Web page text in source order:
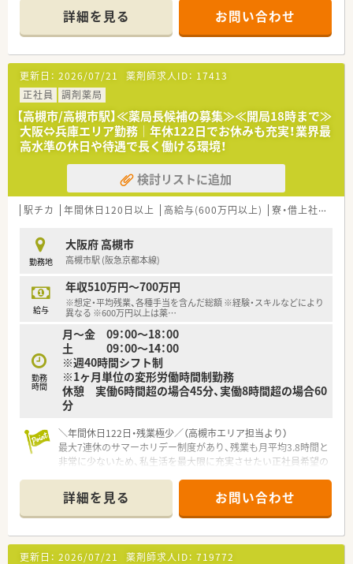
＊------------------------------------------＊
【店舗情報と応需状況について】
■阪急京都本線の高槻市駅から徒歩2分という、非常にアクセス
が良く日々の通勤が快適な好立地にある調剤薬局です。
■大阪医科大病院の門前に位置しているため、総合科目の多種多
様な処方箋を応需しており確実にスキルアップが図れます。
■1日あたりの処方箋応需枚数は約120枚となっており、常時5名
から6名の厚い薬剤師体制を配置して業務に取り組んでいます。
【想定される業務内容】
■大学病院からの多岐にわたる処方箋に基づく正確な調剤をは
じめ、二重監査システムを用いた厳格な監査業務を行います。
■患者様一人ひとりと丁寧に向き合い、お薬に対する不安や疑問
を解消するためのきめ細やかな服薬指導を担当していただきま
す。
食品などのアドバイスを通じて未病や予防医療に貢献します。
【職場環境と雰囲気】
■店舗は明るい雰囲気で居心地が良く、無理な遠方への異動もな
いため、大阪や兵庫のエリア内で腰を落ち着けて長く働けます。
■経営陣のほとんどが現場を知る薬剤師であるため風通しが良
く、エリアごとに上席薬剤師を配置しフォロー体制も万全です。
■男性の育児休業取得率が81％と非常に高く、エリア長などの
役職者も実際に取得しているため子育てへの深い理解がありま
す。
詳細を見る お問い合わせ
更新日： 2026/07/21 薬剤師求人ID： 17413
正社員
調剤薬局
【高槻市/高槻市駅】≪薬局長候補の募集≫≪開局18時まで≫
大阪⇔兵庫エリア勤務│年休122日でお休みも充実！業界最
高水準の休日や待遇で長く働ける環境！
検討リストに追加
駅チカ 年間休日120日以上 高給与(600万円以上) 寮・借上社宅あり
勤務地
大阪府 高槻市
高槻市駅 (阪急京都本線)
給与
年収510万円～700万円
※想定・平均残業、各種手当を含んだ総額 ※経験・スキルなどにより
異なる ※600万円以上は薬…
勤務
時間
月～金 09：00～18：00
土 09：00～14：00
※週40時間シフト制
※1ヶ月単位の変形労働時間制勤務
休憩 実働6時間超の場合45分、実働8時間超の場合60
分
＼年間休日122日・残業極少／（高槻市エリア担当より）
最大7連休のサマーホリデー制度があり、残業も月平均3.8時間と
非常に少ないため、私生活を最大限に充実させたい正社員希望の
＊------------------------------------------＊
【店舗情報と応需状況について】
■阪急京都本線の高槻市駅から徒歩で2分という好立地にあり、
悪天候の日でも毎日の通勤にかかる負担が非常に少ない便利な
薬局です。
■門前に構える歴史ある大学病院より総合科目の処方箋をメイ
詳細を見る お問い合わせ
更新日： 2026/07/21 薬剤師求人ID： 719772